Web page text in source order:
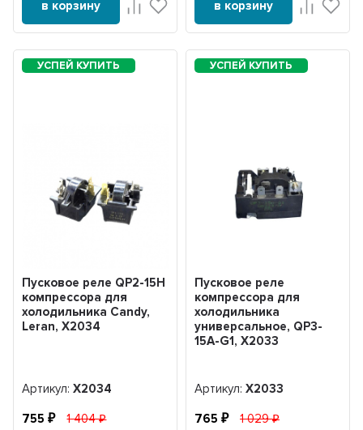
в корзину в корзину
Пусковое реле QP2-15H
компрессора для
холодильника Candy,
Leran, X2034
Артикул:X2034
755 1 404
Пусковое реле
компрессора для
холодильника
универсальное, QP3-
15A-G1, X2033
Артикул: X2033
765 1 029